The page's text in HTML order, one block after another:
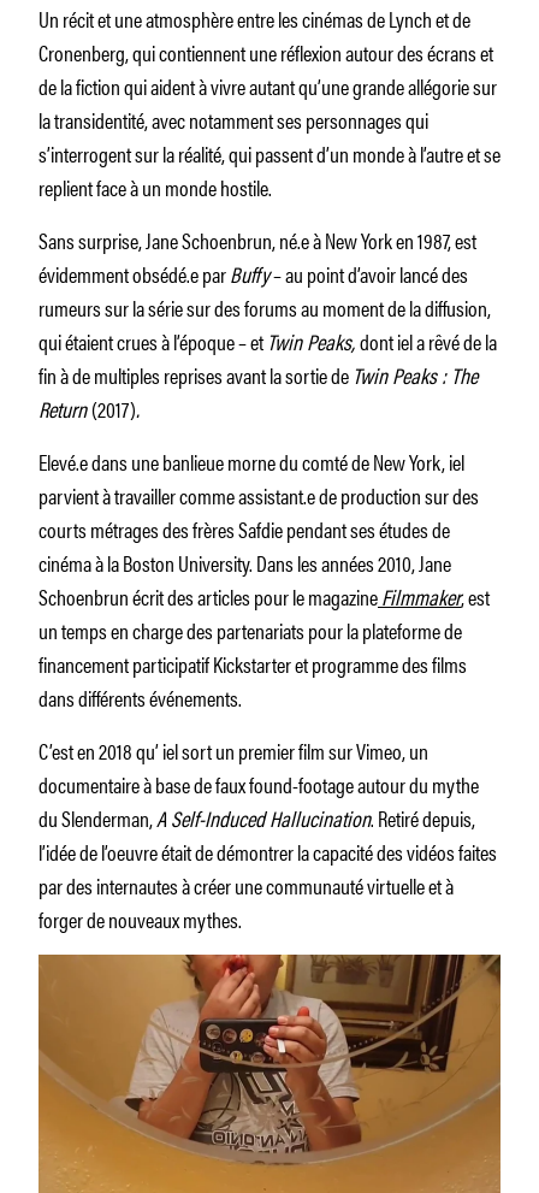
Un récit et une atmosphère entre les cinémas de Lynch et de
Cronenberg, qui contiennent une réflexion autour des écrans et
de la fiction qui aident à vivre autant qu’une grande allégorie sur
la transidentité, avec notamment ses personnages qui
s’interrogent sur la réalité, qui passent d’un monde à l’autre et se
replient face à un monde hostile.
Sans surprise, Jane Schoenbrun, né.e à New York en 1987, est
évidemment obsédé.e parBuffy– au point d’avoir lancé des
rumeurs sur la série sur des forums au moment de la diffusion,
qui étaient crues à l’époque – etTwin Peaks,dont iel a rêvé de la
fin à de multiples reprises avant la sortie de Twin Peaks : The
Return(2017).
Elevé.e dans une banlieue morne du comté de New York, iel
parvient à travailler comme assistant.e de production sur des
courts métrages des frères Safdie pendant ses études de
cinéma à la Boston University. Dans les années 2010, Jane
Schoenbrun écrit des articles pour le magazineFilmmaker, est
un temps en charge des partenariats pour la plateforme de
financement participatif Kickstarter et programme des films
dans différents événements.
C’est en 2018 qu’ iel sort un premier film sur Vimeo, un
documentaire à base de faux found-footage autour du mythe
du Slenderman,A Self-Induced Hallucination. Retiré depuis,
l’idée de l’oeuvre était de démontrer la capacité des vidéos faites
par des internautes à créer une communauté virtuelle et à
forger de nouveaux mythes.